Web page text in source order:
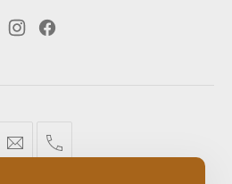
New
New
geral@dmare.pt
917774486